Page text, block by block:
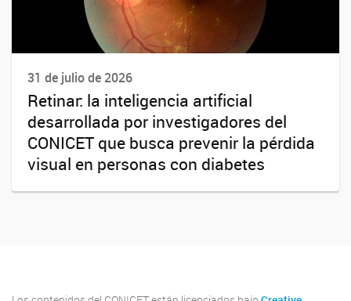
31 de julio de 2026
Retinar: la inteligencia artificial
desarrollada por investigadores del
CONICET que busca prevenir la pérdida
visual en personas con diabetes